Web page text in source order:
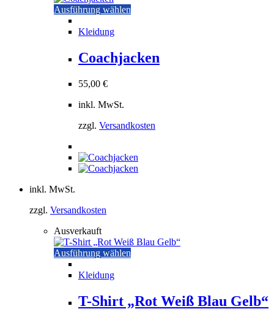
Ausführung wählen
Varianten
auf.
Produktseite
Kleidung
Coachjacken
55,00 €
inkl. MwSt.
zzgl. Versandkosten
inkl. MwSt.
zzgl. Versandkosten
Ausverkauft
Ausführung wählen
Varianten
auf.
Kleidung
T-Shirt „Rot Weiß Blau Gelb“